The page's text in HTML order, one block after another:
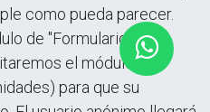
como pueda parecer.
de "Formulario de
el módulo de
para que su